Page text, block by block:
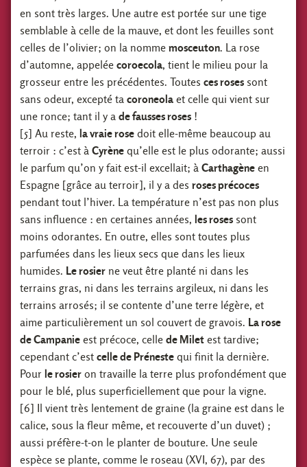
en sont très larges. Une autre est portée sur une tige
semblable à celle de la mauve, et dont les feuilles sont
celles de l’olivier; on la nommemosceuton. La rose
d’automne, appeléecoroecola, tient le milieu pour la
grosseur entre les précédentes. Toutesces roses sont
sans odeur, excepté tacoroneola et celle qui vient sur
une ronce; tant il y ade fausses roses !
[5] Au reste, la vraie rose doit elle-même beaucoup au
terroir : c’est àCyrène qu’elle est le plus odorante; aussi
le parfum qu’on y fait est-il excellait; àCarthagène en
Espagne [grâce au terroir], il y a desroses précoces
pendant tout l’hiver. La température n’est pas non plus
sans influence : en certaines années, les roses sont
moins odorantes. En outre, elles sont toutes plus
parfumées dans les lieux secs que dans les lieux
humides. Le rosier ne veut être planté ni dans les
terrains gras, ni dans les terrains argileux, ni dans les
terrains arrosés; il se contente d’une terre légère, et
aime particulièrement un sol couvert de gravois. La rose
de Campanie est précoce, cellede Milet est tardive;
cependant c’estcelle de Préneste qui finit la dernière.
Pour le rosier on travaille la terre plus profondément que
pour le blé, plus superficiellement que pour la vigne.
[6] Il vient très lentement de graine (la graine est dans le
calice, sous la fleur même, et recouverte d’un duvet) ;
aussi préfère-t-on le planter de bouture. Une seule
espèce se plante, comme le roseau (XVI, 67), par des